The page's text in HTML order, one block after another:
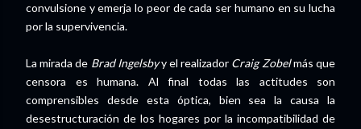
convulsione y emerja lo peor de cada ser humano en su lucha
por la supervivencia.
La mirada de Brad Ingelsbyy el realizador Craig Zobelmás que
censora es humana. Al final todas las actitudes son
comprensibles desde esta óptica, bien sea la causa la
desestructuración de los hogares por la incompatibilidad de